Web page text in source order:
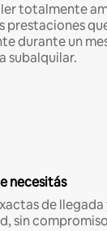
totalmente
prestaciones
durante un mes
subalquilar.
necesitás
de llegada
sin